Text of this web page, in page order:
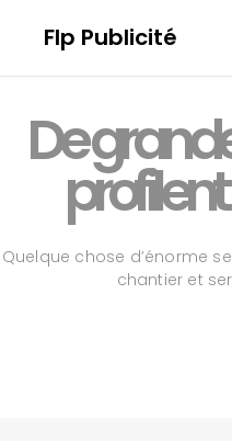
Flp Publicité
De
profilent
Quelque chose d’énorme
chantier et